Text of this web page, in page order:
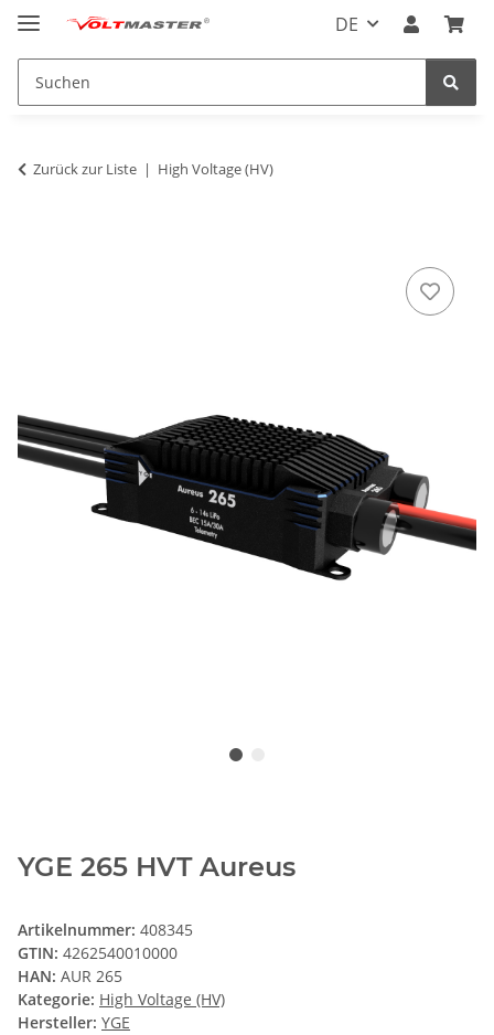
DE
Zurück zur Liste High Voltage (HV)
YGE 265 HVT Aureus
Artikelnummer: 408345
GTIN: 4262540010000
HAN: AUR 265
Kategorie: High Voltage (HV)
Hersteller: YGE